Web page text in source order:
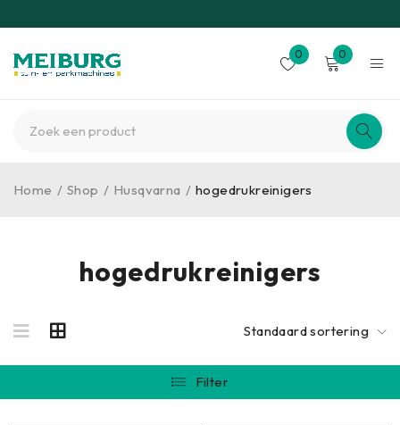
0 0
hogedrukreinigers
Home / Shop / Husqvarna / hogedrukreinigers
Standaard sortering
Filter